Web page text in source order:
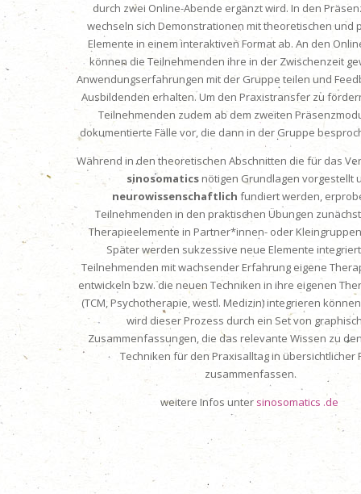
durch zwei Online-Abende ergänzt wird. In den
wechseln sich Demonstrationen mit theoretischen und
Elemente in einem interaktiven Format ab. An den
können die Teilnehmenden ihre in der Zwischenzeit
Anwendungserfahrungen mit der Gruppe teilen und
Ausbildenden erhalten.Um den Praxistransfer zu
Teilnehmenden zudem ab dem zweiten
dokumentierte Fälle vor, die dann in der Gruppe
Während in den theoretischen Abschnitten die für das
sinosomaticsnötigen Grundlagen vorgestellt
neurowissenschaftlich fundiert werden,
Teilnehmenden in den praktischen Übungen
Therapieelemente in Partner*innen- oder
Später werden sukzessive neue Elemente
Teilnehmenden mit wachsender Erfahrung eigene
entwickeln bzw. die neuen Techniken in ihre eigenen
(TCM, Psychotherapie, westl. Medizin) integrieren
wird dieser Prozess durch ein Set von
Zusammenfassungen, die das relevante Wissen zu
Techniken für den Praxisalltag in übersichtlicher
zusammenfassen.
weitere Infos unter sinosomatics .de